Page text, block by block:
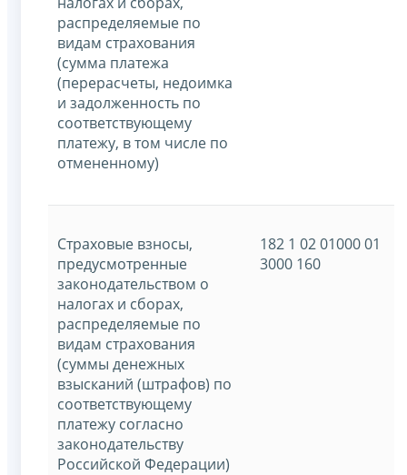
распределяемые по
видам страхования
(сумма платежа
(перерасчеты, недоимка
и задолженность по
соответствующему
платежу, в том числе по
отмененному)
Страховые взносы,
предусмотренные
законодательством о
налогах и сборах,
распределяемые по
видам страхования
(суммы денежных
взысканий (штрафов) по
соответствующему
платежу согласно
законодательству
Российской Федерации)
182 1 02 01000 01
3000 160